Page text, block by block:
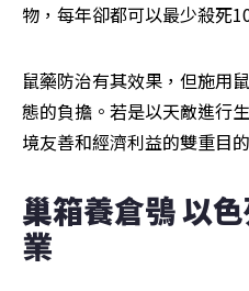
物，每年卻都可以最少殺死
鼠藥防治有其效果，但施用
態的負擔。若是以天敵進行
境友善和經濟利益的雙重目
巢箱養倉鴞 以
業